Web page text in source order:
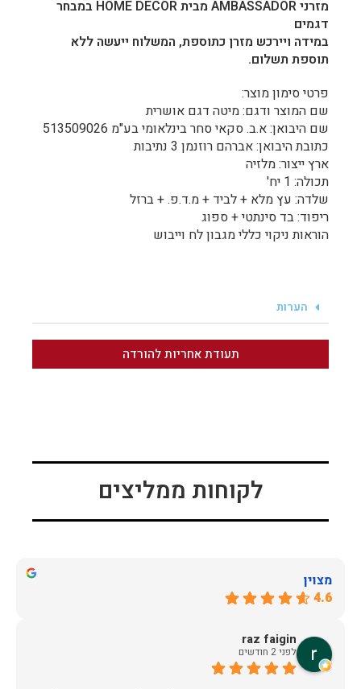
מזרני AMBASSADOR מבית HOME DECOR במבחר
דגמים
במידה ויירכש מזרן כתוספת, המשלוח ייעשה ללא
תוספת תשלום.
פרטי סימון מוצר:
שם המוצר ודגם: מיטה דגם אושרית
שם היבואן: א.ב. סקאי סחר בינלאומי בע"מ 513509026
כתובת היבואן: אברהם רוזנמן 3 נתיבות
ארץ ייצור: מלזיה
תכולה: 1 יח'
שלדה: עץ מלא + לביד + מ.ד.פ. + ברזל
ריפוד: בד סינתטי + ספוג
הוראות ניקוי כללי מגבון לח וייבוש
הערות
תעודת אחריות להורדה
לקוחות ממליצים
מצוין
4.6
raz faigin
לפני 2 חודשים